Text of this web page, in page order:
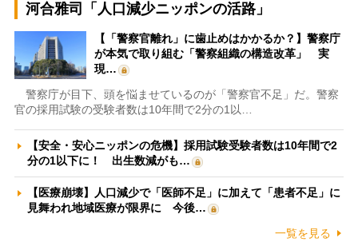
河合雅司「人口減少ニッポンの活路」
【「警察官離れ」に歯止めはかかるか？】警察庁
が本気で取り組む「警察組織の構造改革」 実
現…
警察庁が目下、頭を悩ませているのが「警察官不足」だ。警察
官の採用試験の受験者数は10年間で2分の1以…
【安全・安心ニッポンの危機】採用試験受験者数は10年間で2
分の1以下に！ 出生数減がも…
【医療崩壊】人口減少で「医師不足」に加えて「患者不足」に
見舞われ地域医療が限界に 今後…
一覧を見る